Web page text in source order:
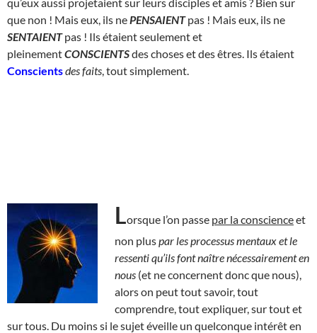
que non ! Mais eux, ils ne PENSAIENTpas ! Mais eux, ils ne
SENTAIENTpas ! Ils étaient seulement et
pleinementCONSCIENTSdes choses et des êtres. Ils étaient
Conscientsdes faits , tout simplement.
Lorsque l’on passe par la conscienceet
non pluspar les processus mentaux et le
ressenti qu’ils font naître nécessairement en
nous (et ne concernent donc que nous),
alors on peut tout savoir, tout
comprendre, tout expliquer, sur tout et
sur tous. Du moins si le sujet éveille un quelconque intérêt en